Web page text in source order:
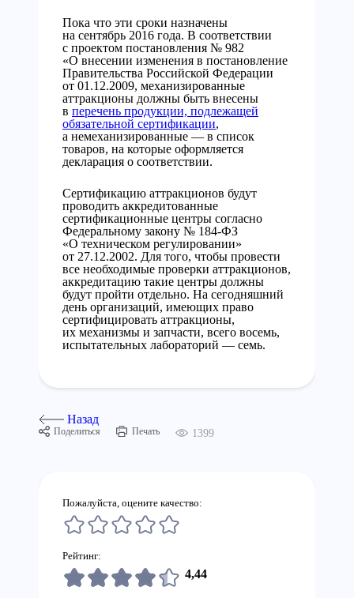
Пока что эти сроки назначены
на сентябрь 2016 года. В соответствии
с проектом постановления № 982
«О внесении изменения в постановление
Правительства Российской Федерации
от 01.12.2009, механизированные
аттракционы должны быть внесены
в перечень продукции, подлежащей
обязательной сертификации,
а немеханизированные — в список
товаров, на которые оформляется
декларация о соответствии.
Сертификацию аттракционов будут
проводить аккредитованные
сертификационные центры согласно
Федеральному закону № 184-ФЗ
«О техническом регулировании»
от 27.12.2002. Для того, чтобы провести
все необходимые проверки аттракционов,
аккредитацию такие центры должны
будут пройти отдельно. На сегодняшний
день организаций, имеющих право
сертифицировать аттракционы,
их механизмы и запчасти, всего восемь,
испытательных лабораторий — семь.
Назад
Поделиться Печать 1399
Пожалуйста, оцените качество:
Рейтинг:
4,44